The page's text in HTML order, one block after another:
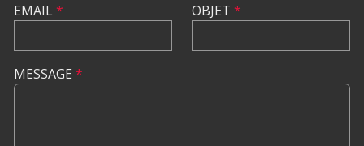
EMAIL* OBJET *
MESSAGE *